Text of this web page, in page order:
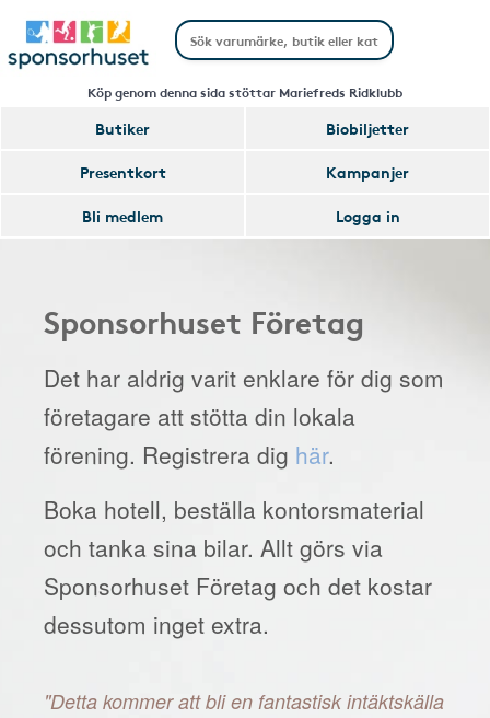
Köp genom denna sida stöttar Mariefreds Ridklubb
Butiker
Biobiljetter
Presentkort
Kampanjer
Bli medlem
Logga in
Sponsorhuset Företag
Det har aldrig varit enklare för dig som
företagare att stötta din lokala
förening. Registrera dig här.
Boka hotell, beställa kontorsmaterial
och tanka sina bilar. Allt görs via
Sponsorhuset Företag och det kostar
dessutom inget extra.
"Detta kommer att bli en fantastisk intäktskälla